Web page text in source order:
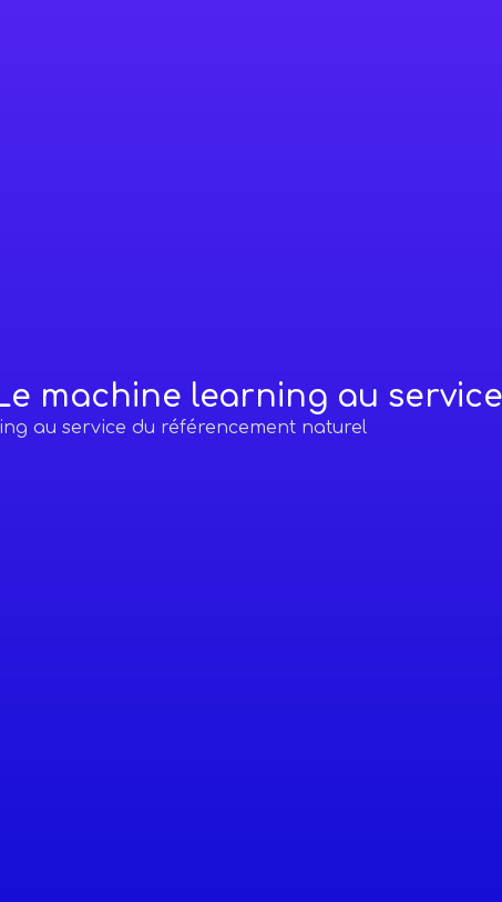
machine learning au
au service du référencement naturel